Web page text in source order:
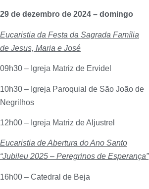
29 de dezembro de 2024 – domingo
Eucaristia da Festa da Sagrada Família
de Jesus, Maria e José
09h30 – Igreja Matriz de Ervidel
10h30 – Igreja Paroquial de São João de
Negrilhos
12h00 – Igreja Matriz de Aljustrel
Eucaristia de Abertura do Ano Santo
“Jubileu 2025 – Peregrinos de Esperança”
16h00 – Catedral de Beja